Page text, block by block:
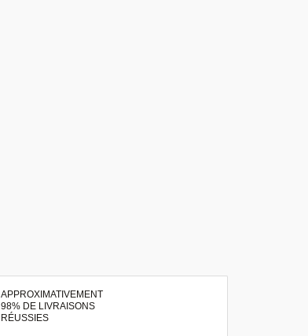
APPROXIMATIVEMENT
98% DE LIVRAISONS
RÉUSSIES